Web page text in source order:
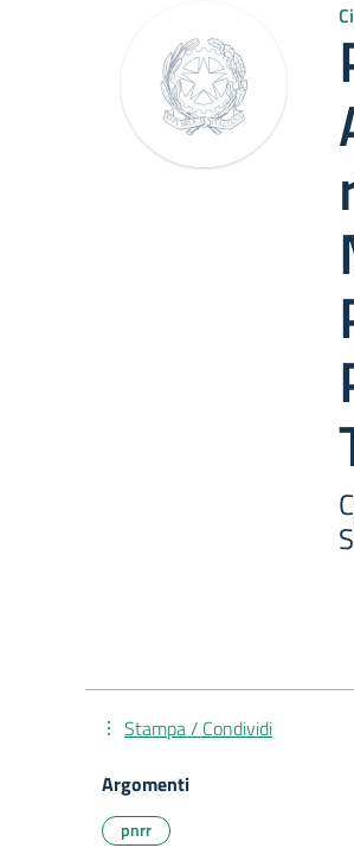
Stampa / Condividi
Argomenti
pnrr